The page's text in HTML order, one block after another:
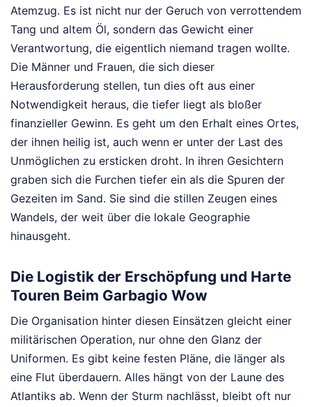
Atemzug. Es ist nicht nur der Geruch von verrottendem
Tang und altem Öl, sondern das Gewicht einer
Verantwortung, die eigentlich niemand tragen wollte.
Die Männer und Frauen, die sich dieser
Herausforderung stellen, tun dies oft aus einer
Notwendigkeit heraus, die tiefer liegt als bloßer
finanzieller Gewinn. Es geht um den Erhalt eines Ortes,
der ihnen heilig ist, auch wenn er unter der Last des
Unmöglichen zu ersticken droht. In ihren Gesichtern
graben sich die Furchen tiefer ein als die Spuren der
Gezeiten im Sand. Sie sind die stillen Zeugen eines
Wandels, der weit über die lokale Geographie
hinausgeht.
Die Logistik der Erschöpfung und Harte
Touren Beim Garbagio Wow
Die Organisation hinter diesen Einsätzen gleicht einer
militärischen Operation, nur ohne den Glanz der
Uniformen. Es gibt keine festen Pläne, die länger als
eine Flut überdauern. Alles hängt von der Laune des
Atlantiks ab. Wenn der Sturm nachlässt, bleibt oft nur